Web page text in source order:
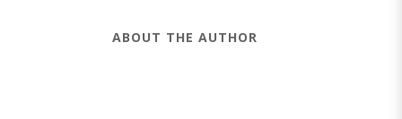
ABOUT THE AUTHOR